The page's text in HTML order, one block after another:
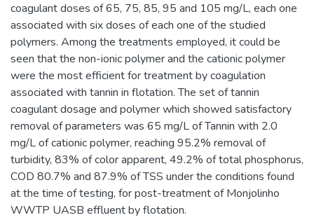
coagulant doses of 65, 75, 85, 95 and 105 mg/L, each one
associated with six doses of each one of the studied
polymers. Among the treatments employed, it could be
seen that the non-ionic polymer and the cationic polymer
were the most efficient for treatment by coagulation
associated with tannin in flotation. The set of tannin
coagulant dosage and polymer which showed satisfactory
removal of parameters was 65 mg/L of Tannin with 2.0
mg/L of cationic polymer, reaching 95.2% removal of
turbidity, 83% of color apparent, 49.2% of total phosphorus,
COD 80.7% and 87.9% of TSS under the conditions found
at the time of testing, for post-treatment of Monjolinho
WWTP UASB effluent by flotation.